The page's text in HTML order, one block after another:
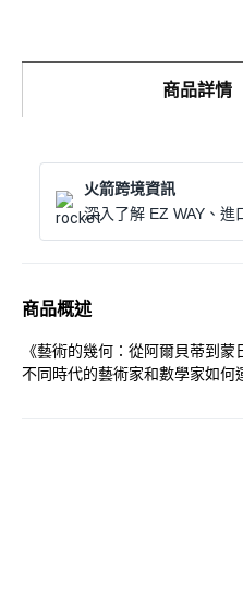
商品詳情
火箭跨境資訊
深入了解 EZ WAY、進
商品概述
《藝術的幾何：從阿爾貝蒂到
不同時代的藝術家和數學家如何